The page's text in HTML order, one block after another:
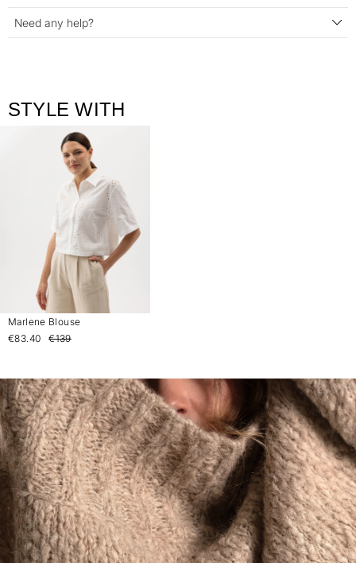
Need any help?
STYLE WITH
Marlene Blouse
€83.40
€139